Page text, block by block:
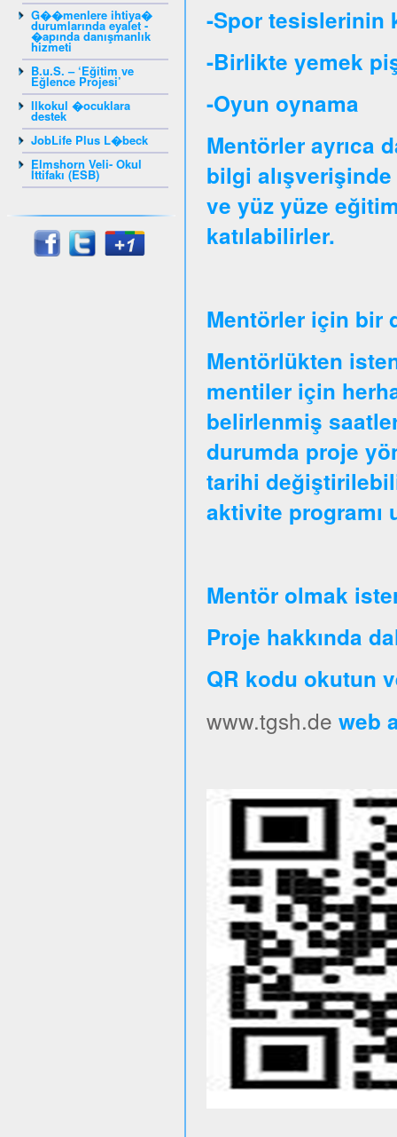
G��menlere ihtiya�
durumlarında eyalet -
�apında danışmanlık
hizmeti
B.u.S. – ‘Eğitim ve
Eğlence Projesi’
Ilkokul �ocuklara
destek
JobLife Plus L�beck
Elmshorn Veli- Okul
İttifakı (ESB)
-Spor tesislerinin
-Birlikte yemek
-Oyun oynama
Mentörler ayrıca
bilgi
ve yüz yüze
katılabilirler.
Mentörler için bir
Mentörlükten
mentiler için
belirlenmiş
durumda proje
tarihi
aktivite programı
Mentör olmak
Proje hakkında
QR kodu okutun
www.tgsh.de web